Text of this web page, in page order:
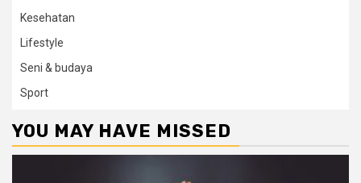
Kesehatan
Lifestyle
Seni & budaya
Sport
YOU MAY HAVE MISSED